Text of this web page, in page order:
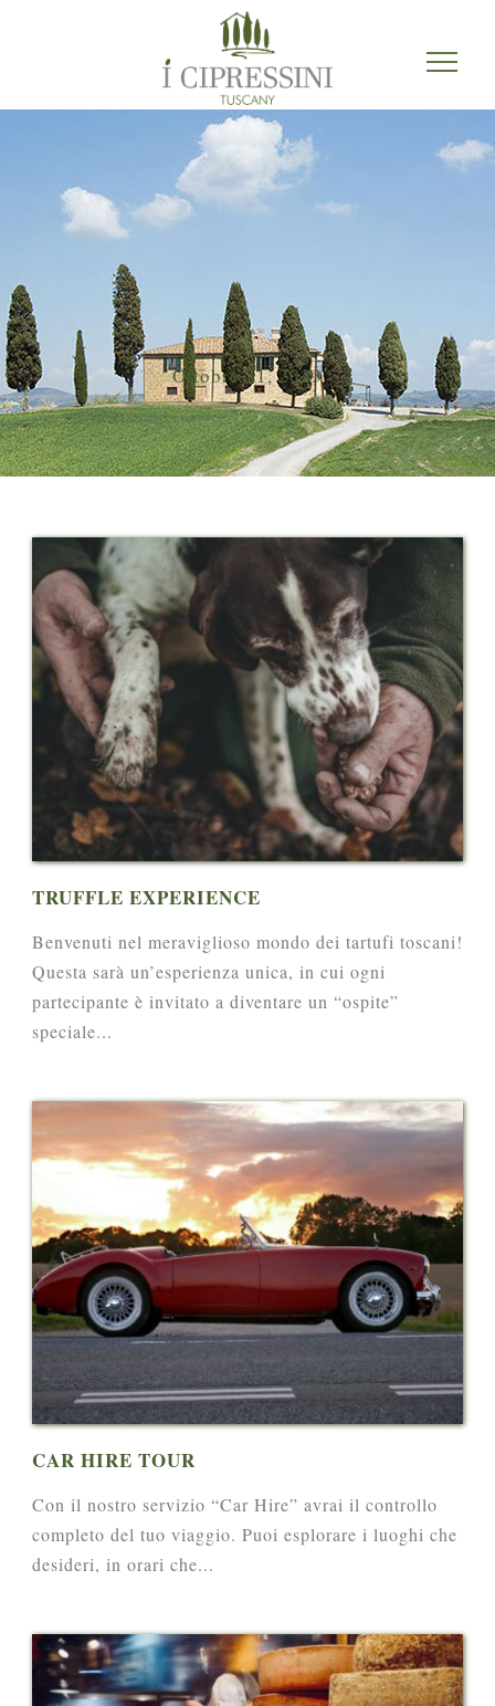
Ottobre 21, 2023
TRUFFLE EXPERIENCE
Benvenuti nel meraviglioso mondo dei tartufi toscani!
Questa sarà un’esperienza unica, in cui ogni
partecipante è invitato a diventare un “ospite”
speciale...
CAR HIRE TOUR
Con il nostro servizio “Car Hire” avrai il controllo
completo del tuo viaggio. Puoi esplorare i luoghi che
desideri, in orari che...